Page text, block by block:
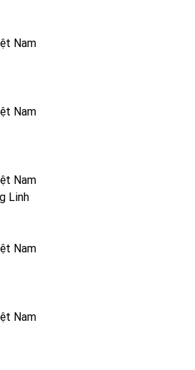
Nam
Nam
Nam
Linh
Nam
Nam